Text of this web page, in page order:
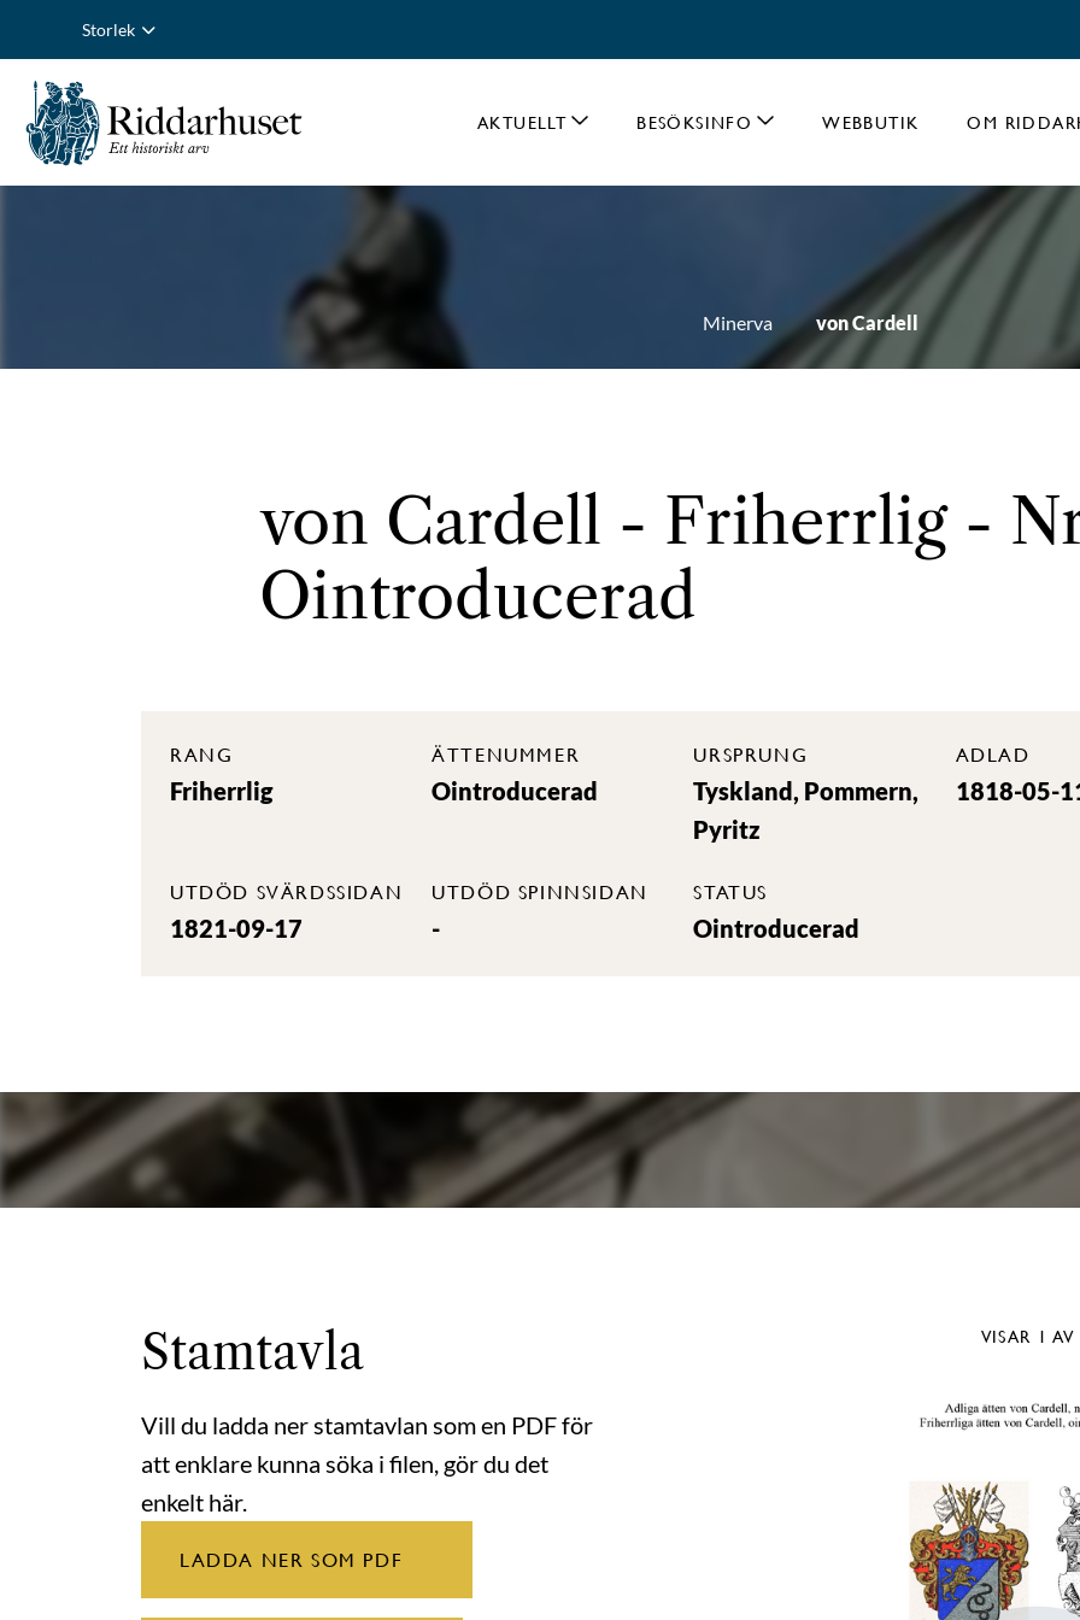
Storlek
AKTUELLT BESÖKSINFO WEBBUTIK OM
Minerva von Cardell
von Cardell - Friherrlig -
Ointroducerad
RANG
Friherrlig
ÄTTENUMMER
Ointroducerad
URSPRUNG
Tyskland, Pommern,
Pyritz
ADLAD
1818-05-
UTDÖD SVÄRDSSIDAN
1821-09-17
UTDÖD SPINNSIDAN
-
STATUS
Ointroducerad
Stamtavla
Vill du ladda ner stamtavlan som en PDF för
att enklare kunna söka i filen, gör du det
enkelt här.
LADDA NER SOM PDF
VISAR 1